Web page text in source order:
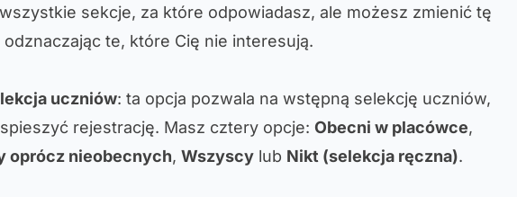
sekcje, za które odpowiadasz, ale możesz zmienić tę
te, które Cię nie interesują.
uczniów: ta opcja pozwala na wstępną selekcję uczniów,
rejestrację. Masz cztery opcje: Obecni w placówce,
oprócz nieobecnych, Wszyscy lub Nikt (selekcja ręczna).